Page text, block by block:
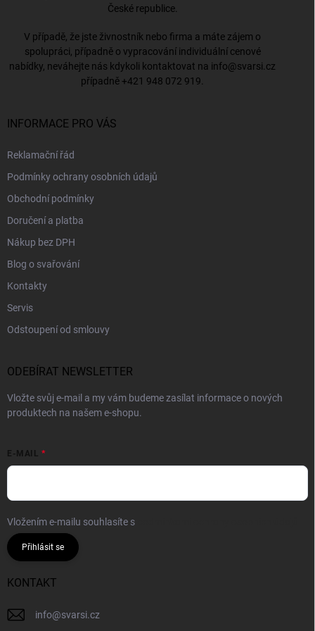
České republice.
V případě, že jste živnostník nebo firma a máte zájem o
spolupráci, případně o vypracování individuální cenové
nabídky, neváhejte nás kdykoli kontaktovat na info@svarsi.cz
případně +421 948 072 919
INFORMACE PRO VÁS
Reklamační řád
Podmínky ochrany osobních údajů
Obchodní podmínky
Doručení a platba
Nákup bez DPH
Blog o svařování
Kontakty
Servis
Odstoupení od smlouvy
ODEBÍRAT NEWSLETTER
Vložte svůj e-mail a my vám budeme zasílat informace o nových
produktech na našem e-shopu.
E-MAIL
Vložením e-mailu souhlasíte s
Přihlásit se
KONTAKT
info@svarsi.cz